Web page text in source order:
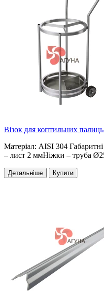
Візок для коптильних палиць
Матеріал: AISI 304
– лист 2 ммНіжки – труба
Детальніше Купити